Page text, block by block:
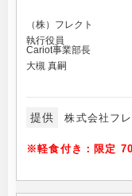
（株）フレクト
執行役員
Cariot事業部長
大槻 真嗣
提供 株式会社フ
※軽食付き：限定